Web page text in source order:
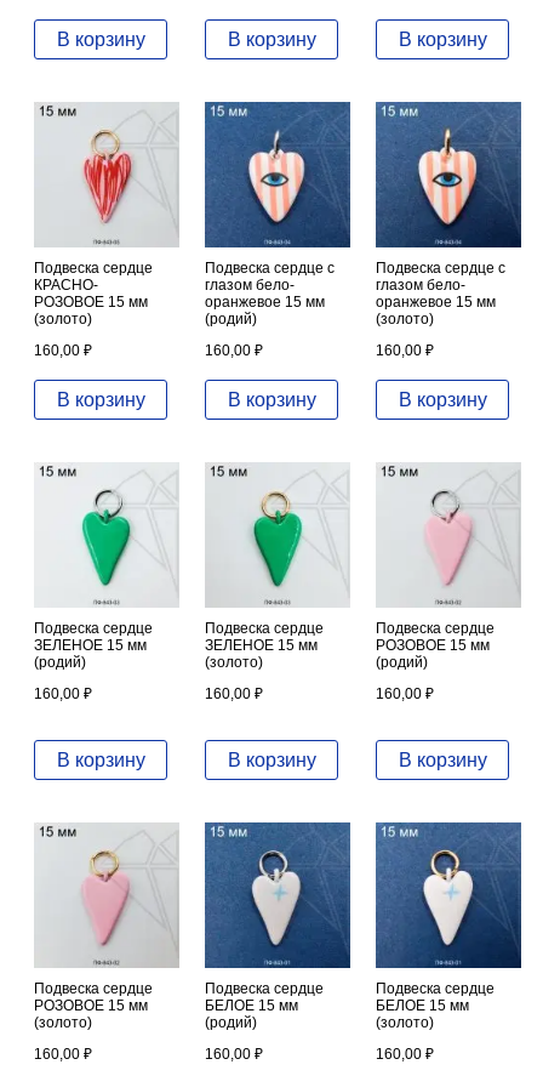
В корзину В корзину В корзину
Подвеска сердце
КРАСНО-
РОЗОВОЕ 15 мм
(золото)
160,00 ₽
В корзину
Подвеска сердце с
глазом бело-
оранжевое 15 мм
(родий)
160,00 ₽
В корзину
Подвеска сердце с
глазом бело-
оранжевое 15 мм
(золото)
160,00 ₽
В корзину
Подвеска сердце
ЗЕЛЕНОЕ 15 мм
(родий)
160,00 ₽
В корзину
Подвеска сердце
ЗЕЛЕНОЕ 15 мм
(золото)
160,00 ₽
В корзину
Подвеска сердце
РОЗОВОЕ 15 мм
(родий)
160,00 ₽
В корзину
Подвеска сердце
РОЗОВОЕ 15 мм
(золото)
160,00 ₽
Подвеска сердце
БЕЛОЕ 15 мм
(родий)
160,00 ₽
Подвеска сердце
БЕЛОЕ 15 мм
(золото)
160,00 ₽